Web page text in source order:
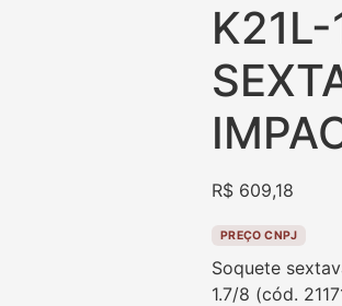
R$609,18
PREÇO CNPJ
Soquete
1.7/8 (cód.